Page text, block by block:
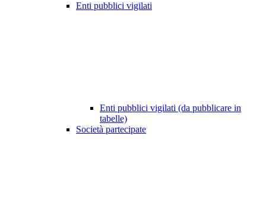
Enti pubblici vigilati
Enti pubblici vigilati (da pubblicare in
tabelle)
Società partecipate